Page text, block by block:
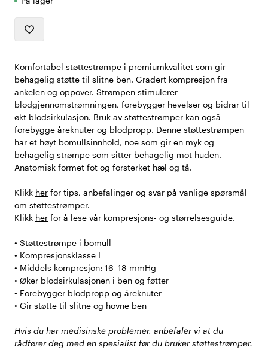
Komfortabel støttestrømpe i premiumkvalitet som gir
behagelig støtte til slitne ben. Gradert kompresjon fra
ankelen og oppover. Strømpen stimulerer
blodgjennomstrømningen, forebygger hevelser og bidrar til
økt blodsirkulasjon. Bruk av støttestrømper kan også
forebygge åreknuter og blodpropp. Denne støttestrømpen
har et høyt bomullsinnhold, noe som gir en myk og
behagelig strømpe som sitter behagelig mot huden.
Anatomisk formet fot og forsterket hæl og tå.
Klikk her for tips, anbefalinger og svar på vanlige spørsmål
om støttestrømper.
Klikk her for å lese vår kompresjons- og størrelsesguide.
• Støttestrømpe i bomull
• Kompresjonsklasse I
• Middels kompresjon: 16–18 mmHg
• Øker blodsirkulasjonen i ben og føtter
• Forebygger blodpropp og åreknuter
• Gir støtte til slitne og hovne ben
Hvis du har medisinske problemer, anbefaler vi at du
rådfører deg med en spesialist før du bruker støttestrømper.